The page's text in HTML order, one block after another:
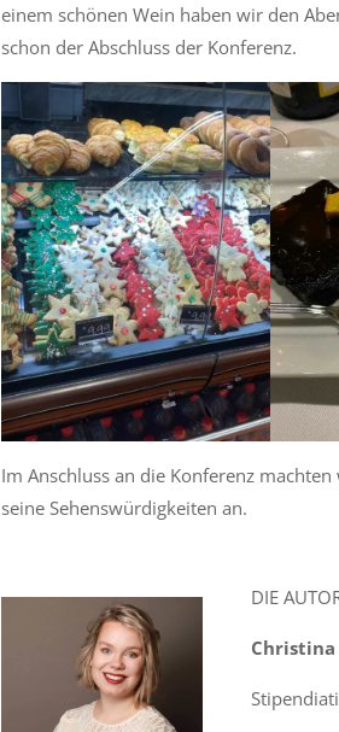
einem schönen Wein haben wir den
schon der Abschluss der Konferenz.
Im Anschluss an die Konferenz
seine Sehenswürdigkeiten an.
DIE
Christina